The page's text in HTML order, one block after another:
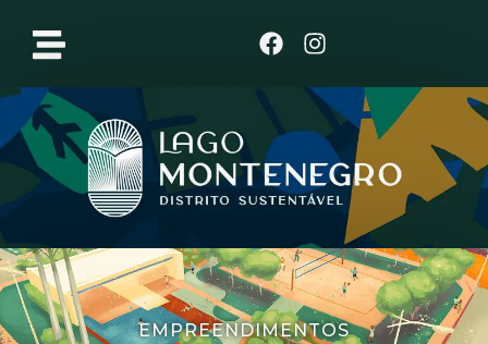
Clique aqui
EMPREENDIMENTOS